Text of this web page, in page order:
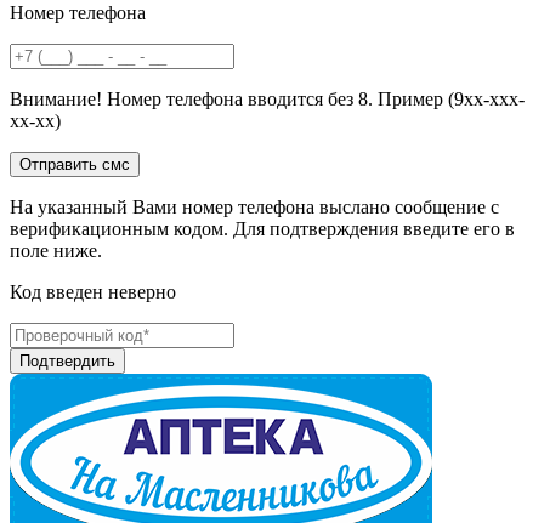
Номер телефона
Внимание! Номер телефона вводится без 8. Пример (9хх-ххх-
хх-хх)
На указанный Вами номер телефона выслано сообщение с
верификационным кодом. Для подтверждения введите его в
поле ниже.
Код введен неверно